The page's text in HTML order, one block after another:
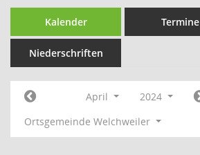
Kalender Termine
Niederschriften
April 2024
Ortsgemeinde Welchweiler